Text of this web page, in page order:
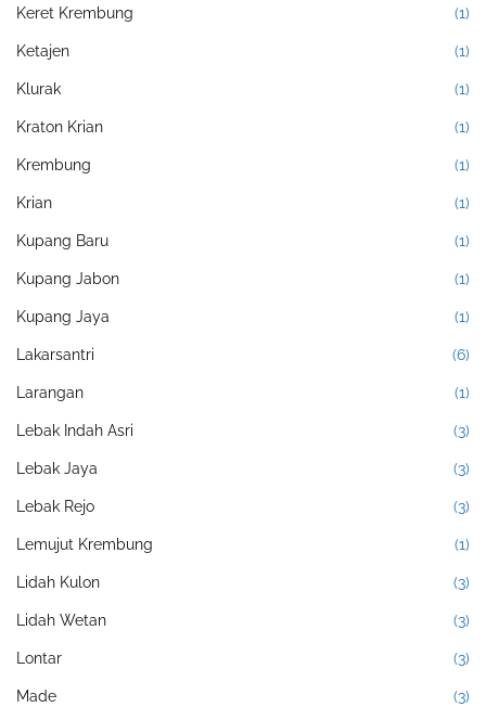
Keret Krembung (1)
Ketajen (1)
Klurak (1)
Kraton Krian (1)
Krembung (1)
Krian (1)
Kupang Baru (1)
Kupang Jabon (1)
Kupang Jaya (1)
Lakarsantri (6)
Larangan (1)
Lebak Indah Asri (3)
Lebak Jaya (3)
Lebak Rejo (3)
Lemujut Krembung (1)
Lidah Kulon (3)
Lidah Wetan (3)
Lontar (3)
Made (3)